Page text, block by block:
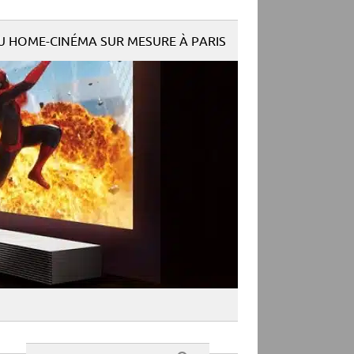
HOME-CINÉMA SUR MESURE À PARIS